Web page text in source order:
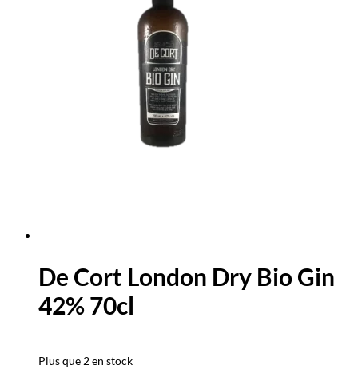
De Cort London Dry Bio Gin
42% 70cl
Plus que 2 en stock